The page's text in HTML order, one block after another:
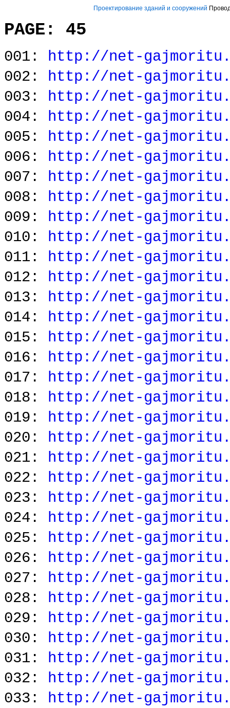
Проектирование зданий и сооружений
PAGE: 45
001: http://net-
002: http://net-
003: http://net-
004: http://net-
005: http://net-
006: http://net-
007: http://net-
008: http://net-
009: http://net-
010: http://net-
011: http://net-
012: http://net-
013: http://net-
014: http://net-
015: http://net-
016: http://net-
017: http://net-
018: http://net-
019: http://net-
020: http://net-
021: http://net-
022: http://net-
023: http://net-
024: http://net-
025: http://net-
026: http://net-
027: http://net-
028: http://net-
029: http://net-
030: http://net-
031: http://net-
032: http://net-
033: http://net-